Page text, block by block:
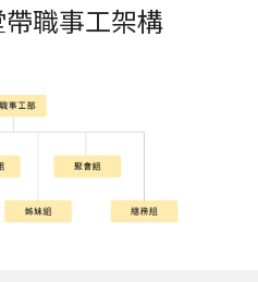
職事工架構